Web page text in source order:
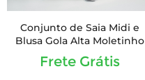
Conjunto de Saia Midi e
Blusa Gola Alta Moletinho
Frete Grátis